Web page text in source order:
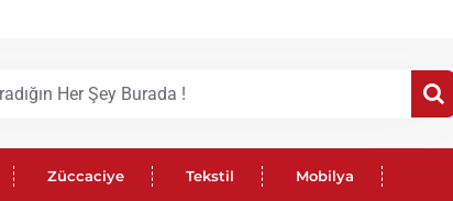
Züccaciye Tekstil Mobilya